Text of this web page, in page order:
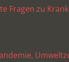
Fragen zu